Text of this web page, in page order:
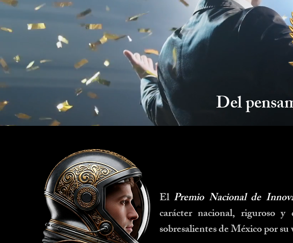
Del
El Premio Nacional de
carácter nacional, riguroso
sobresalientes de México por